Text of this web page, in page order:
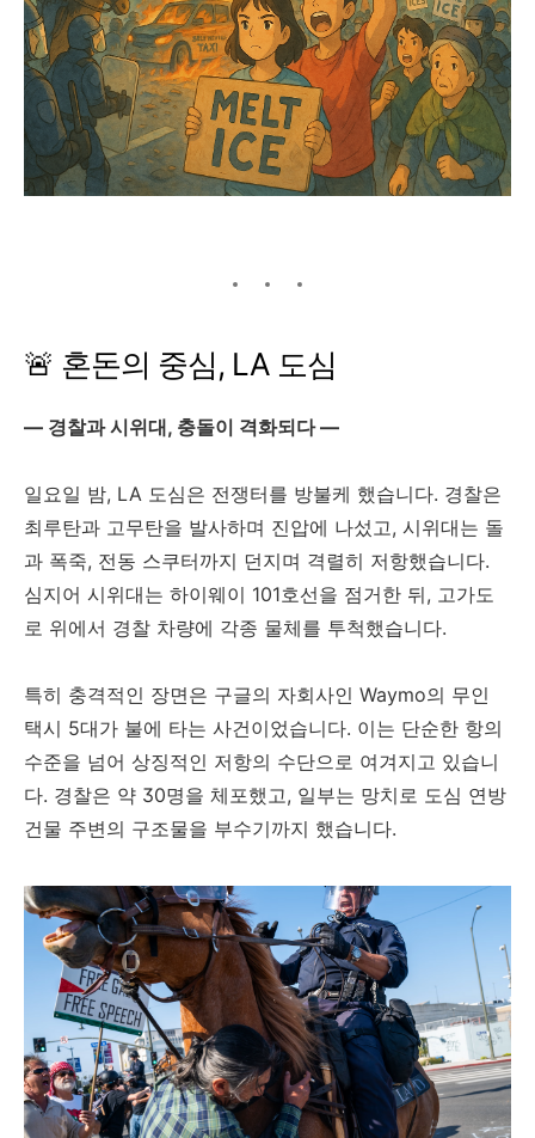
🚨 혼돈의 중심, LA 도심
— 경찰과 시위대, 충돌이 격화되다 —
일요일 밤, LA 도심은 전쟁터를 방불케 했습니다. 경찰은
최루탄과 고무탄을 발사하며 진압에 나섰고, 시위대는 돌
과 폭죽, 전동 스쿠터까지 던지며 격렬히 저항했습니다.
심지어 시위대는 하이웨이 101호선을 점거한 뒤, 고가도
로 위에서 경찰 차량에 각종 물체를 투척했습니다.
특히 충격적인 장면은 구글의 자회사인 Waymo의 무인
택시 5대가 불에 타는 사건이었습니다. 이는 단순한 항의
수준을 넘어 상징적인 저항의 수단으로 여겨지고 있습니
다. 경찰은 약 30명을 체포했고, 일부는 망치로 도심 연방
건물 주변의 구조물을 부수기까지 했습니다.